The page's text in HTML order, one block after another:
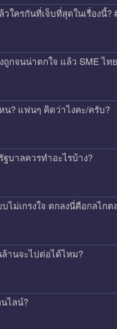
ใครกันที่เจ็บที่สุดในเรื่องนี้?
กจนน่าตกใจ แล้ว SME ไท
น? แฟนๆ คิดว่าไงคะ/ครับ?
บาลควรทำอะไรบ้าง?
ม่เกรงใจ ตกลงนี่คือกลไกต
านจะไปต่อได้ไหม?
ไลน์?